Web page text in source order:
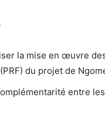
la mise en œuvre
du projet de
entre